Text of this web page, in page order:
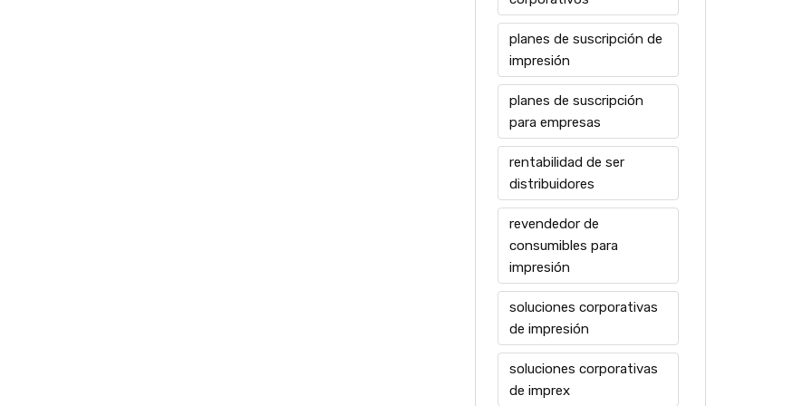
planes de suscripción de
impresión
planes de suscripción
para empresas
rentabilidad de ser
distribuidores
revendedor de
consumibles para
impresión
soluciones corporativas
de impresión
soluciones corporativas
de imprex